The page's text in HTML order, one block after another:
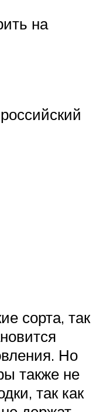
на
сорта, так
Но
также не
так как